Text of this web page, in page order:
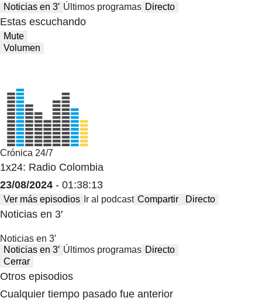
Noticias en 3′ Últimos programas Directo
Estas escuchando
Mute
Volumen
Crónica 24/7
1x24: Radio Colombia
23/08/2024 - 01:38:13
Ver más episodios Ir al podcast Compartir Directo
Noticias en 3′
Noticias en 3′
Noticias en 3′ Últimos programas Directo
Cerrar
Otros episodios
Cualquier tiempo pasado fue anterior